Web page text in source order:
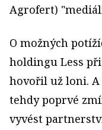
Agrofert)
O možných
holdingu Less
hovořil už loni.
tehdy poprvé
vyvést